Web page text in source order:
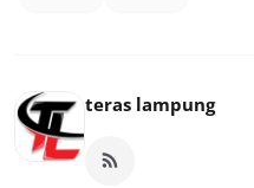
teras lampung